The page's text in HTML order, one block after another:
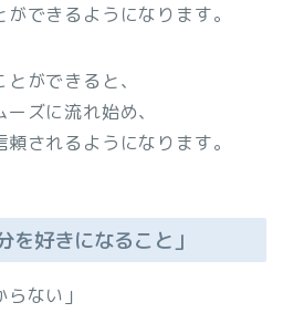
できるようになります。
ができると、
ズに流れ始め、
されるようになります。
を好きになること」
ない」